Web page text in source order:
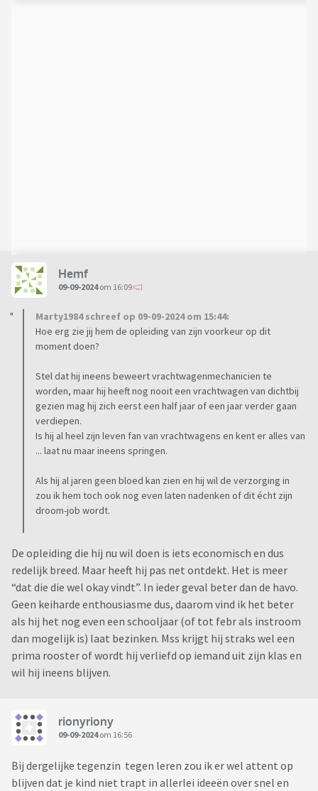
Hemf
09-09-2024om 16:09
Marty1984 schreef op 09-09-2024 om 15:44:
Hoe erg zie jij hem de opleiding van zijn voorkeur op dit
moment doen?
Stel dat hij ineens beweert vrachtwagenmechanicien te
worden, maar hij heeft nog nooit een vrachtwagen van dichtbij
gezien mag hij zich eerst een half jaar of een jaar verder gaan
verdiepen.
Is hij al heel zijn leven fan van vrachtwagens en kent er alles van
... laat nu maar ineens springen.
Als hij al jaren geen bloed kan zien en hij wil de verzorging in
zou ik hem toch ook nog even laten nadenken of dit écht zijn
droom-job wordt.
De opleiding die hij nu wil doen is iets economisch en dus
redelijk breed. Maar heeft hij pas net ontdekt. Het is meer
“dat die die wel okay vindt”. In ieder geval beter dan de havo.
Geen keiharde enthousiasme dus, daarom vind ik het beter
als hij het nog even een schooljaar (of tot febr als instroom
dan mogelijk is) laat bezinken. Mss krijgt hij straks wel een
prima rooster of wordt hij verliefd op iemand uit zijn klas en
wil hij ineens blijven.
rionyriony
09-09-2024om 16:56
Bij dergelijke tegenzin tegen leren zou ik er wel attent op
blijven dat je kind niet trapt in allerlei ideeën over snel en